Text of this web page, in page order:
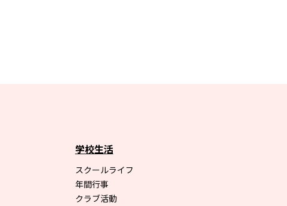
学校生活
スクールライフ
年間行事
クラブ活動